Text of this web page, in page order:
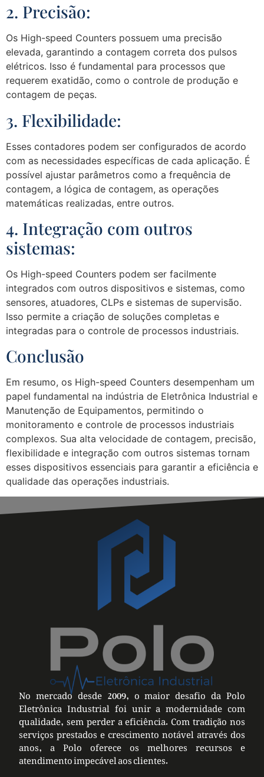
2. Precisão:
Os High-speed Counters possuem uma precisão
elevada, garantindo a contagem correta dos pulsos
elétricos. Isso é fundamental para processos que
requerem exatidão, como o controle de produção e
contagem de peças.
3. Flexibilidade:
Esses contadores podem ser configurados de acordo
com as necessidades específicas de cada aplicação. É
possível ajustar parâmetros como a frequência de
contagem, a lógica de contagem, as operações
matemáticas realizadas, entre outros.
4. Integração com outros
sistemas:
Os High-speed Counters podem ser facilmente
integrados com outros dispositivos e sistemas, como
sensores, atuadores, CLPs e sistemas de supervisão.
Isso permite a criação de soluções completas e
integradas para o controle de processos industriais.
Conclusão
Em resumo, os High-speed Counters desempenham um
papel fundamental na indústria de Eletrônica Industrial e
Manutenção de Equipamentos, permitindo o
monitoramento e controle de processos industriais
complexos. Sua alta velocidade de contagem, precisão,
flexibilidade e integração com outros sistemas tornam
esses dispositivos essenciais para garantir a eficiência e
qualidade das operações industriais.
No mercado desde 2009, o maior desafio da Polo
Eletrônica Industrial foi unir a modernidade com
qualidade, sem perder a eficiência. Com tradição nos
serviços prestados e crescimento notável através dos
anos, a Polo oferece os melhores recursos e
atendimento impecável aos clientes.